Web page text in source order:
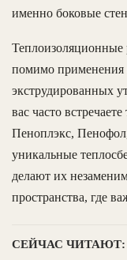
именно боковые
помимо применения
экструдированных
вас часто
Пеноплэкс,
уникальные
делают их
пространства, где
СЕЙЧАС ЧИТАЮТ: